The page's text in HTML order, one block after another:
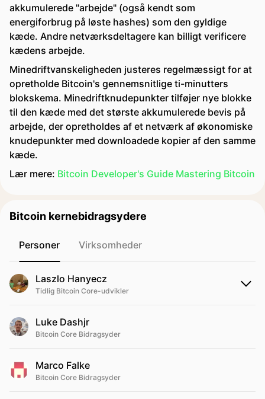
akkumulerede "arbejde" (også kendt som
energiforbrug på løste hashes) som den gyldige
kæde. Andre netværksdeltagere kan billigt verificere
kædens arbejde.
Minedriftvanskeligheden justeres regelmæssigt for at
opretholde Bitcoin's gennemsnitlige ti-minutters
blokskema. Minedriftknudepunkter tilføjer nye blokke
til den kæde med det største akkumulerede bevis på
arbejde, der opretholdes af et netværk af økonomiske
knudepunkter med downloadede kopier af den samme
kæde.
Lær mere: Bitcoin Developer's Guide Mastering Bitcoin
Bitcoin kernebidragsydere
Personer Virksomheder
Laszlo Hanyecz
Tidlig Bitcoin Core-udvikler
Luke Dashjr
Bitcoin Core Bidragsyder
Marco Falke
Bitcoin Core Bidragsyder